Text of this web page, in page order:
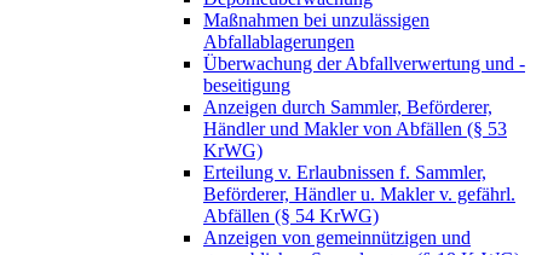
Maßnahmen bei unzulässigen
Abfallablagerungen
Überwachung der Abfallverwertung und -
beseitigung
Anzeigen durch Sammler, Beförderer,
Händler und Makler von Abfällen (§ 53
KrWG)
Erteilung v. Erlaubnissen f. Sammler,
Beförderer, Händler u. Makler v. gefährl.
Abfällen (§ 54 KrWG)
Anzeigen von gemeinnützigen und